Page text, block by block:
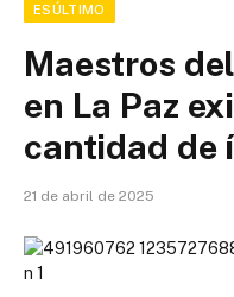
ESÚLTIMO
Maestros
en La Paz
cantidad de
21 de abril de 2025